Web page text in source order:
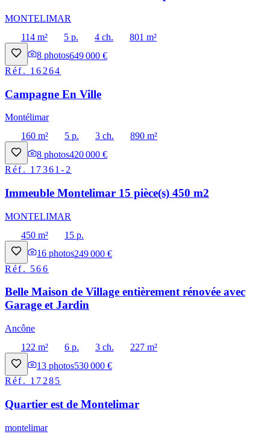
MONTELIMAR
114 m²
5 p. 4 ch.
801 m²
8 photos649 000 €
Réf. 16264
Campagne En Ville
Montélimar
160 m²
5 p. 3 ch.
890 m²
8 photos420 000 €
Réf. 17361-2
Immeuble Montelimar 15 pièce(s) 450 m2
MONTELIMAR
450 m²
15 p.
16 photos249 000 €
Réf. 566
Belle Maison de Village entièrement rénovée avec
Garage et Jardin
Ancône
122 m²
6 p. 3 ch.
227 m²
13 photos530 000 €
Réf. 17285
Quartier est de Montelimar
montelimar